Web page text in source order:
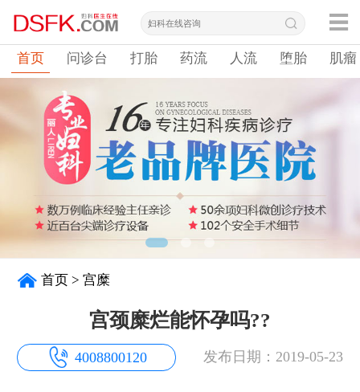
首页 问诊台 打胎 药流 人流 堕胎 肌瘤
首页 >宫糜
宫颈糜烂能怀孕吗??
4008800120 发布日期：2019-05-23